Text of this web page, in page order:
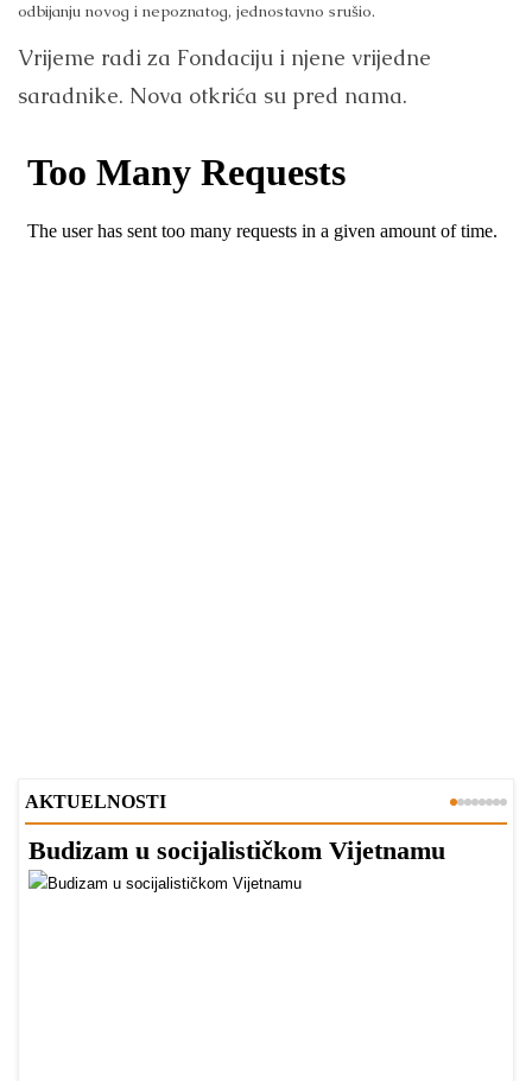
odbijanju novog i nepoznatog, jednostavno srušio.
Vrijeme radi za Fondaciju i njene vrijedne
saradnike. Nova otkrića su pred nama.
AKTUELNOSTI
Budizam u socijalističkom Vijetnamu